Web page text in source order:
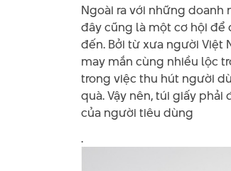
Ngoài ra với những
đây cũng là một cơ hội
đến. Bởi từ xưa người
may mắn cùng nhiều lộc
trong việc thu hút người
quà. Vậy nên, túi giấy
của người tiêu dùng
.